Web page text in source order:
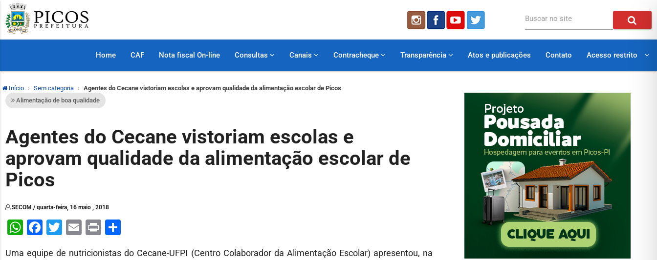
Buscar no site
Home CAF Nota fiscal On-line Consultas Canais Contracheque Transparência Atos e publicações Contato Acesso restrito
Início Sem categoria
Agentes do Cecane vistoriam escolas e aprovam qualidade da alimentação escolar de Picos
Alimentação de boa qualidade
Agentes do Cecane vistoriam escolas e
aprovam qualidade da alimentação escolar de
Picos
SECOM / quarta-feira, 16 maio , 2018
WhatsApp
Facebook
Twitter
Email
Print
Uma equipe de nutricionistas do Cecane-UFPI (Centro Colaborador da Alimentação Escolar) apresentou, na